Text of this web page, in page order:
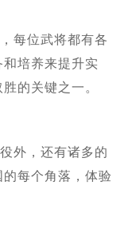
每位武将都有各
培养来提升实
的关键之一。
外，还有诸多的
每个角落，体验